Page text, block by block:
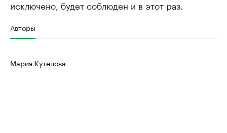
исключено, будет соблюден и в этот раз.
Авторы
Мария Кутепова